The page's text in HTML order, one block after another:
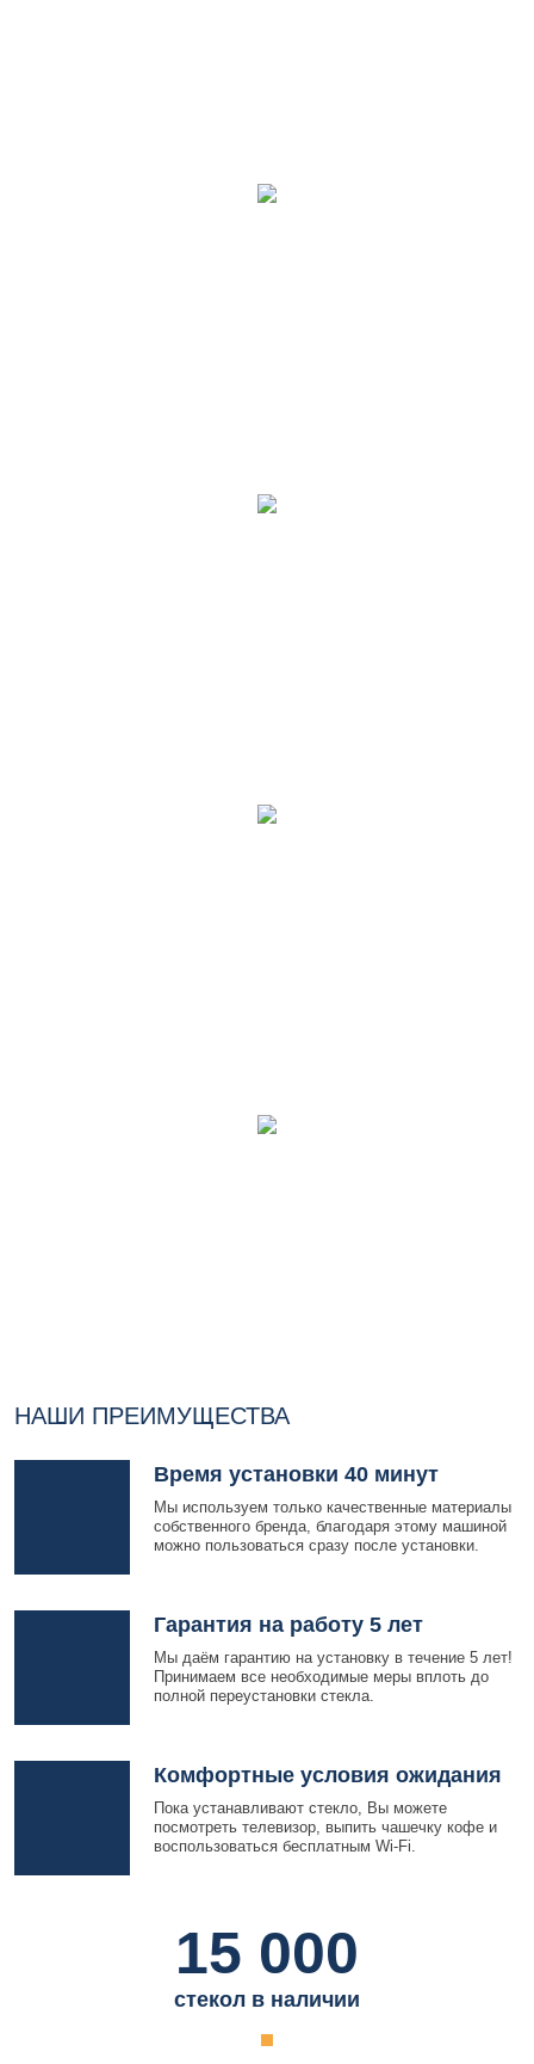
НАШИ ПРЕИМУЩЕСТВА
Время установки 40 минут
Мы используем только качественные материалы
собственного бренда, благодаря этому машиной
можно пользоваться сразу после установки.
Гарантия на работу 5 лет
Мы даём гарантию на установку в течение 5 лет!
Принимаем все необходимые меры вплоть до
полной переустановки стекла.
Комфортные условия ожидания
Пока устанавливают стекло, Вы можете
посмотреть телевизор, выпить чашечку кофе и
воспользоваться бесплатным Wi-Fi.
15 000
стекол в наличии